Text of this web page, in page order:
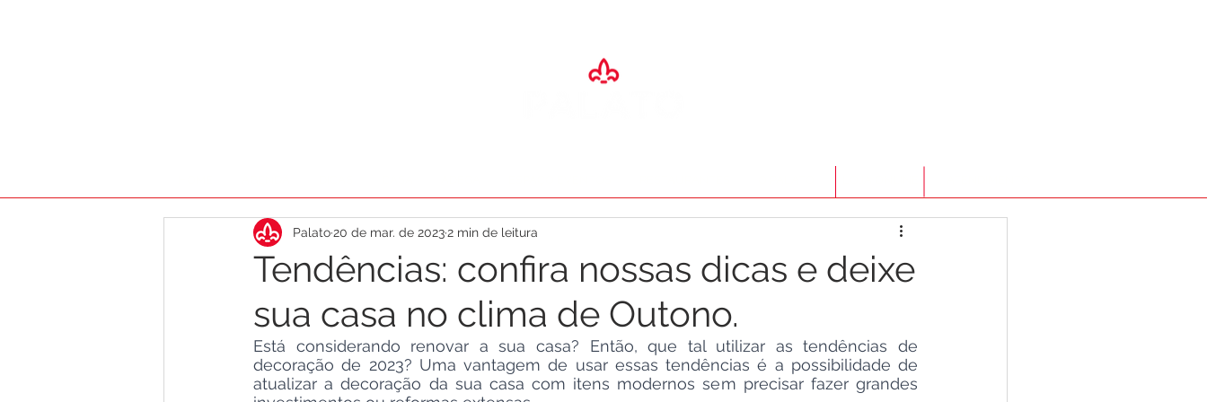
Tendências: confira nossas dicas e deixe
sua casa no clima de Outono.
Palato20 de mar. de 20232 min de leitura
Está considerando renovar a sua casa? Então, que tal utilizar as tendências de
decoração de 2023? Uma vantagem de usar essas tendências é a possibilidade de
atualizar a decoração da sua casa com itens modernos sem precisar fazer grandes